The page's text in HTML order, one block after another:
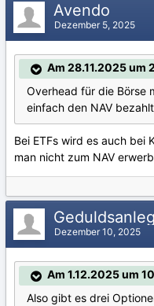
Avendo
Dezember 5, 2025
Am 28.11.2025 um
Overhead für die Börse
einfach den NAV
Bei ETFs wird es auch bei
man nicht zum NAV
Dezember 10, 2025
Am 1.12.2025 um
Also gibt es drei